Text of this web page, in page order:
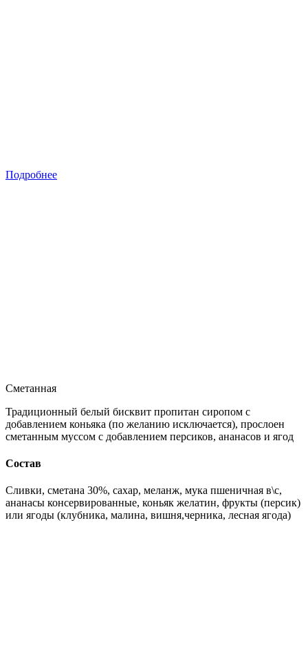
Подробнее
Сметанная
Традиционный белый бисквит пропитан сиропом с
добавлением коньяка (по желанию исключается), прослоен
сметанным муссом с добавлением персиков, ананасов и ягод
Состав
Сливки, сметана 30%, сахар, меланж, мука пшеничная в\с,
ананасы консервированные, коньяк желатин, фрукты (персик)
или ягоды (клубника, малина, вишня,черника, лесная ягода)